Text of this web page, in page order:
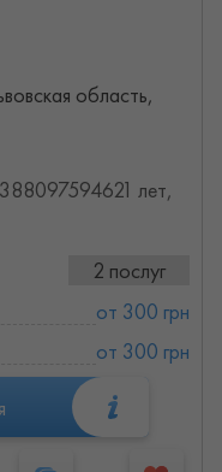
область,
лет,
2 послуг
от 300 грн
от 300 грн